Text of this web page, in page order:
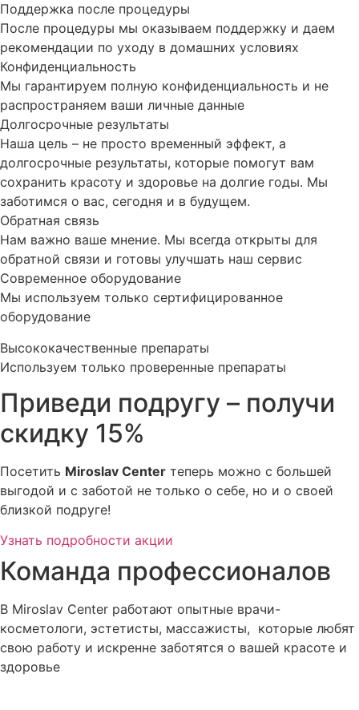
Поддержка после процедуры
После процедуры мы оказываем поддержку и даем
рекомендации по уходу в домашних условиях
Конфиденциальность
Мы гарантируем полную конфиденциальность и не
распространяем ваши личные данные
Долгосрочные результаты
Наша цель – не просто временный эффект, а
долгосрочные результаты, которые помогут вам
сохранить красоту и здоровье на долгие годы. Мы
заботимся о вас, сегодня и в будущем.
Обратная связь
Нам важно ваше мнение. Мы всегда открыты для
обратной связи и готовы улучшать наш сервис
Современное оборудование
Мы используем только сертифицированное
оборудование
Высококачественные препараты
Используем только проверенные препараты
Приведи подругу – получи
скидку 15%
Посетить Miroslav Сenter теперь можно с большей
выгодой и с заботой не только о себе, но и о своей
близкой подруге!
Узнать подробности акции
Команда профессионалов
В Miroslav Сenter работают опытные врачи-
косметологи, эстетисты, массажисты, которые любят
свою работу и искренне заботятся о вашей красоте и
здоровье